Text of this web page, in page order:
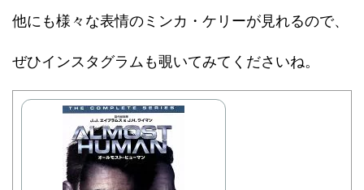
他にも様々な表情のミンカ・ケリーが見れるので、
ぜひインスタグラムも覗いてみてくださいね。